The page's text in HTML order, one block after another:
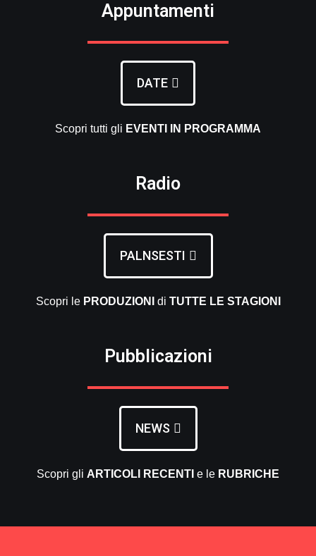
Appuntamenti
DATE
Scopri tutti gli EVENTI IN PROGRAMMA
Radio
PALNSESTI
Scopri le PRODUZIONI di TUTTE LE STAGIONI
Pubblicazioni
NEWS
Scopri gli ARTICOLI RECENTI e le RUBRICHE